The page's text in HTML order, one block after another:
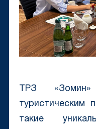
ТРЗ
туристическим
такие